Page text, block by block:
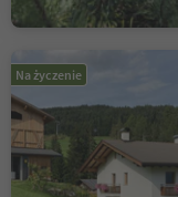
Na życzenie